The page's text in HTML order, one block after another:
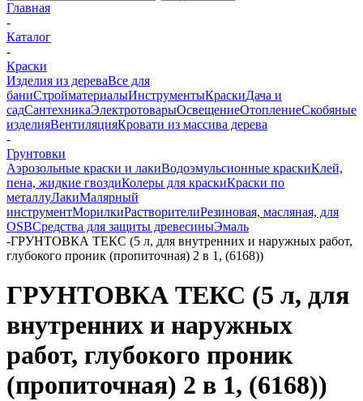
Главная
-
Каталог
-
Краски
Изделия из дереваВсе для
баниСтройматериалыИнструментыКраскиДача и
садСантехникаЭлектротоварыОсвещениеОтоплениеСкобяные
изделияВентиляцияКровати из массива дерева
-
Грунтовки
Аэрозольные краски и лакиВодоэмульсионные краскиКлей,
пена, жидкие гвоздиКолеры для краскиКраски по
металлуЛакиМалярный
инструментМорилкиРастворителиРезиновая, масляная, для
OSBСредства для защиты древесиныЭмаль
-ГРУНТОВКА ТЕКС (5 л, для внутренних и наружных работ,
глубокого проник (пропиточная) 2 в 1, (6168))
ГРУНТОВКА ТЕКС (5 л, для
внутренних и наружных
работ, глубокого проник
(пропиточная) 2 в 1, (6168))